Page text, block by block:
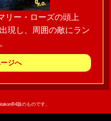
リー・ローズの頭上
現し、周囲の敵にラン
ジへ
版のものです。